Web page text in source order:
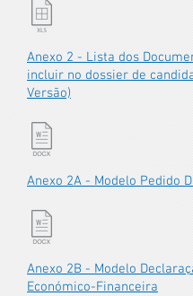
Anexo 2 - Lista dos
incluir no dossier de
Versão)
Anexo 2A - Modelo Pedido
Anexo 2B - Modelo
Económico-Financeira